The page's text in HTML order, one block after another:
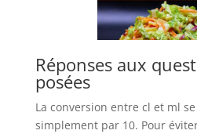
Réponses aux
posées
La conversion entre cl et ml
simplement par 10. Pour